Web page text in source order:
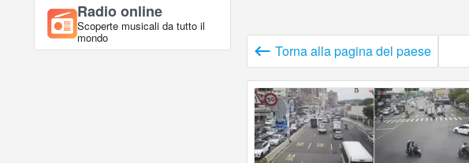
Radio online
Scoperte musicali da tutto il
mondo
Torna alla pagina del paese